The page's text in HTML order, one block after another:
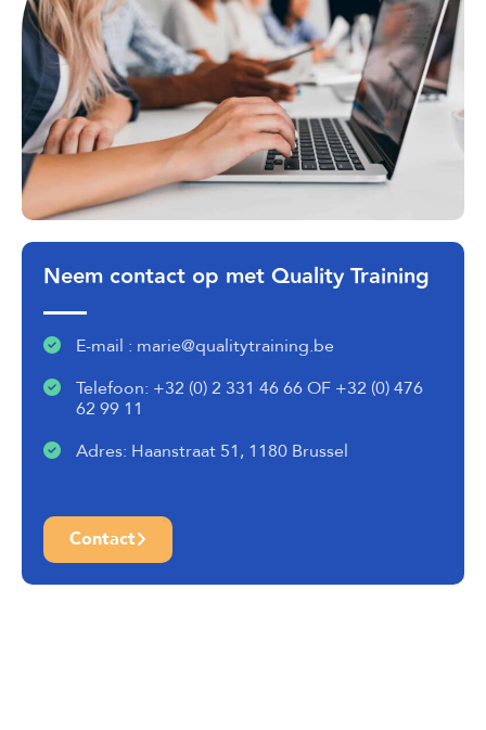
Neem contact op met Quality Training
E-mail : marie@qualitytraining.be
Telefoon: +32 (0) 2 331 46 66 OF +32 (0) 476
62 99 11
Adres: Haanstraat 51, 1180 Brussel
Contact